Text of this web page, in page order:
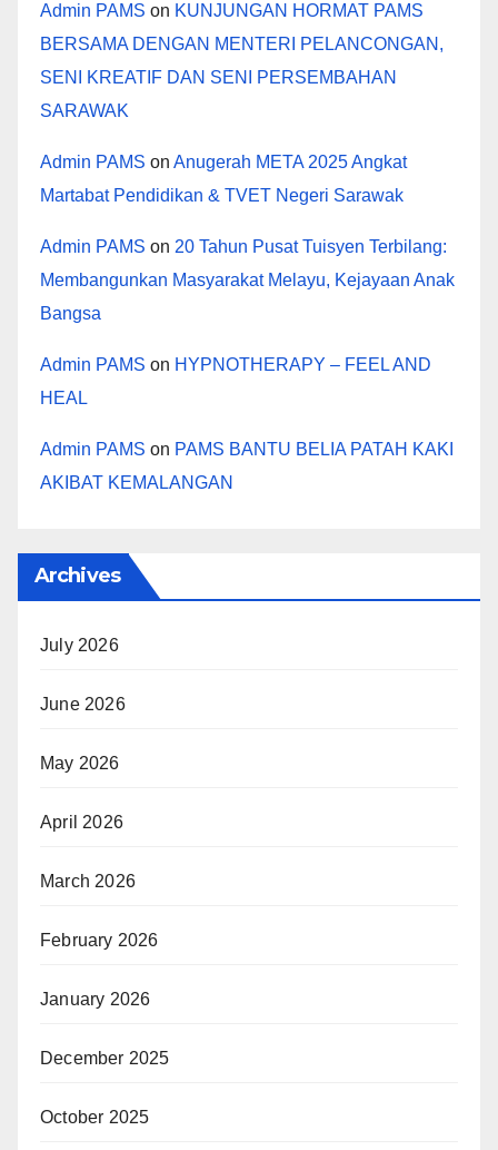
Admin PAMS on KUNJUNGAN HORMAT PAMS
BERSAMA DENGAN MENTERI PELANCONGAN,
SENI KREATIF DAN SENI PERSEMBAHAN
SARAWAK
Admin PAMS on Anugerah META 2025 Angkat
Martabat Pendidikan & TVET Negeri Sarawak
Admin PAMS on 20 Tahun Pusat Tuisyen Terbilang:
Membangunkan Masyarakat Melayu, Kejayaan Anak
Bangsa
Admin PAMS on HYPNOTHERAPY – FEEL AND
HEAL
Admin PAMS on PAMS BANTU BELIA PATAH KAKI
AKIBAT KEMALANGAN
Archives
July 2026
June 2026
May 2026
April 2026
March 2026
February 2026
January 2026
December 2025
October 2025